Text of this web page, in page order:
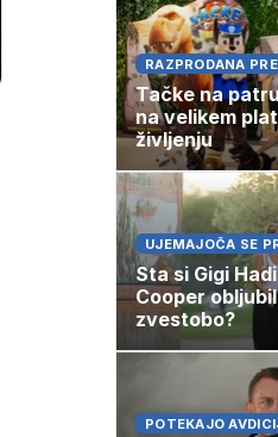
RAZPRODANA
Tačke na
na velikem
življenju
UJEMAJOČA SE
Sta si Gigi
Cooper
zvestobo?
POTEKAJO